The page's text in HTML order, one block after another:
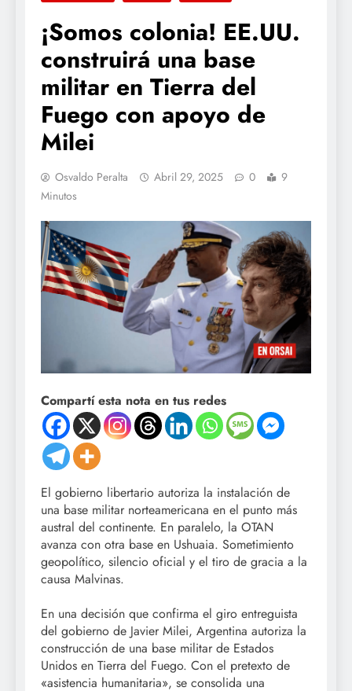
¡Somos colonia! EE.UU.
construirá una base
militar en Tierra del
Fuego con apoyo de
Milei
Osvaldo Peralta Abril 29, 2025 0
9
Minutos
Compartí esta nota en tus redes
El gobierno libertario autoriza la instalación de
una base militar norteamericana en el punto más
austral del continente. En paralelo, la OTAN
avanza con otra base en Ushuaia. Sometimiento
geopolítico, silencio oficial y el tiro de gracia a la
causa Malvinas.
En una decisión que confirma el giro entreguista
del gobierno de Javier Milei, Argentina autoriza la
construcción de una base militar de Estados
Unidos en Tierra del Fuego. Con el pretexto de
«asistencia humanitaria», se consolida una